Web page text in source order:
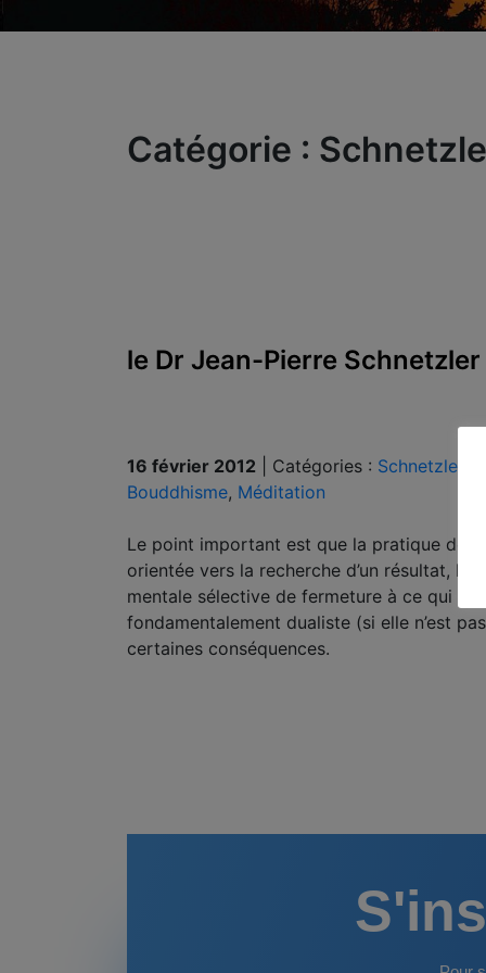
Catégorie :
le Dr Jean-Pierre
16 février 2012 Catégories : Schnetzler
Bouddhisme, Méditation
Le point important est que la pratique de
orientée vers la recherche d’un résultat,
mentale sélective de fermeture à ce qui
fondamentalement dualiste (si elle n’est
certaines conséquences.